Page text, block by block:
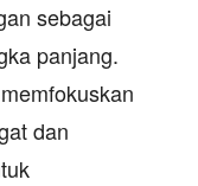
sebagai
panjang.
dan